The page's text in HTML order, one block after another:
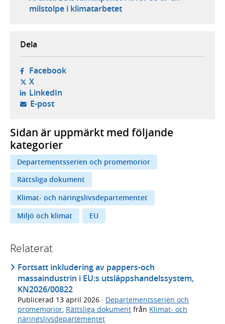
milstolpe i klimatarbetet
Dela
Facebook- öppnas i ny flik, extern webbplats,
X- öppnas i ny flik, extern webbplats,
LinkedIn- öppnas i ny flik, extern webbplats,
E-post- öppnar din e-postklient,
Sidan är uppmärkt med följande
kategorier
Departementsserien och promemorior
Rättsliga dokument
Klimat- och näringslivsdepartementet
Miljö och klimat
EU
Relaterat
Fortsatt inkludering av pappers-och
massaindustrin i EU:s utsläppshandelssystem,
KN2026/00822
Publicerad 13 april 2026 · Departementsserien och
promemorior Rättsliga dokument från Klimat- och
näringslivsdepartementet